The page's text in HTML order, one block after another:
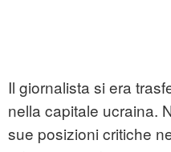
Il giornalista si era
nella capitale ucraina.
sue posizioni critiche